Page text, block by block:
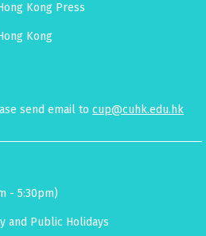
Kong Press
Kong
send email to cup@cuhk.edu.hk
- 5:30pm)
and Public Holidays